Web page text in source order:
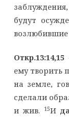
будут
возлюбившие
Откр.13:14,15
ему творить
на земле,
сделали
и жив.
15И